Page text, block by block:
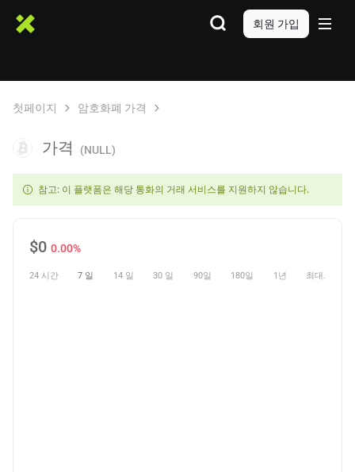
회원 가입
첫페이지 암호화폐 가격
가격 (NULL)
참고: 이 플랫폼은 해당 통화의 거래 서비스를 지원하지 않습니다.
$0 0.00%
24 시간 7 일 14 일 30 일 90일 180일 1년 최대.